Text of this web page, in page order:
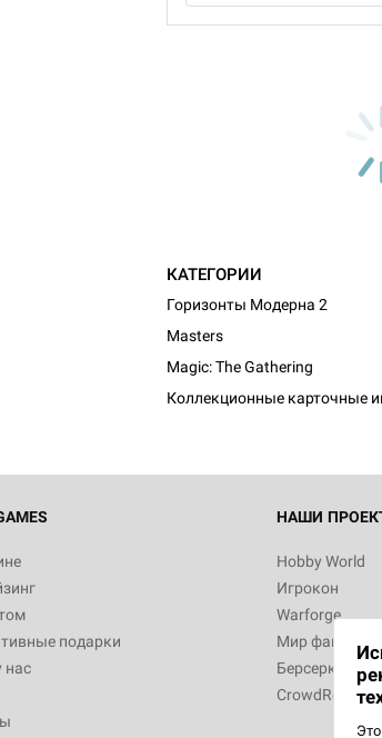
КАТЕГОРИИ
Горизонты Модерна 2
Masters
Magic: The Gathering
Коллекционные карточные
подарки
нас
НАШИ
Hobby World
Игрокон
Warforge
Мир
Берсерк
CrowdRepublic
игра Hobby World Монстры
смерть
игра Hobby World Ужас